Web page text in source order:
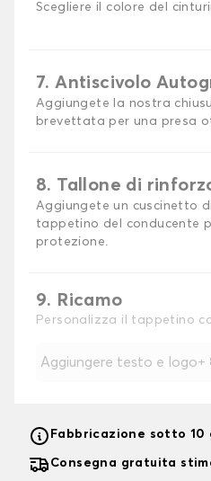
Scegliere il colore del
7. Antiscivolo
Aggiungete la nostra
brevettata per una presa
8. Tallone di
Aggiungete un cuscinetto
tappetino del conducente
protezione.
9. Ricamo
Personalizza il tappetino
Aggiungere testo e logo+
Fabbricazione sotto
Consegna gratuita